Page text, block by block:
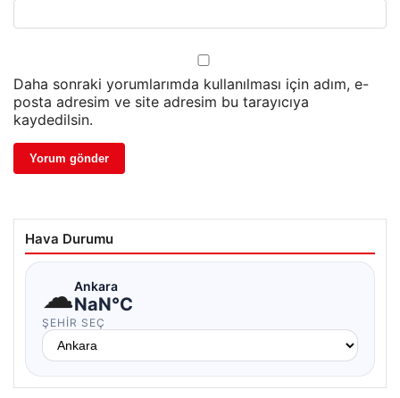
Daha sonraki yorumlarımda kullanılması için adım, e-
posta adresim ve site adresim bu tarayıcıya
kaydedilsin.
Hava Durumu
☁Ankara
NaN°C
ŞEHIR SEÇ